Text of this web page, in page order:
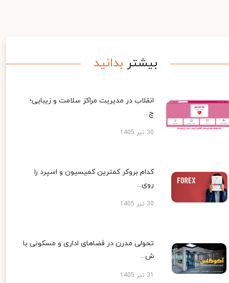
بیشتر بدانید
انقلاب در مدیریت مراکز سلامت و زیبایی؛
چ...
30 تیر 1405
کدام بروکر کمترین کمیسیون و اسپرد را
روی...
30 تیر 1405
تحولی مدرن در فضاهای اداری و مسکونی با
ش...